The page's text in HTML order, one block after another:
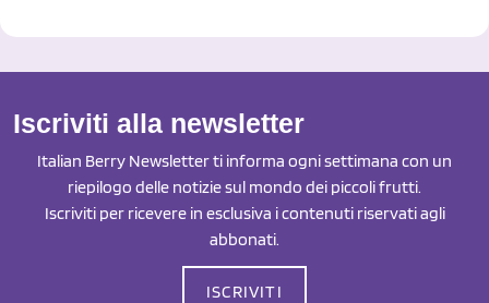
Iscriviti alla newsletter
Italian Berry Newsletter ti informa ogni settimana con un
riepilogo delle notizie sul mondo dei piccoli frutti.
Iscriviti per ricevere in esclusiva i contenuti riservati agli
abbonati.
ISCRIVITI